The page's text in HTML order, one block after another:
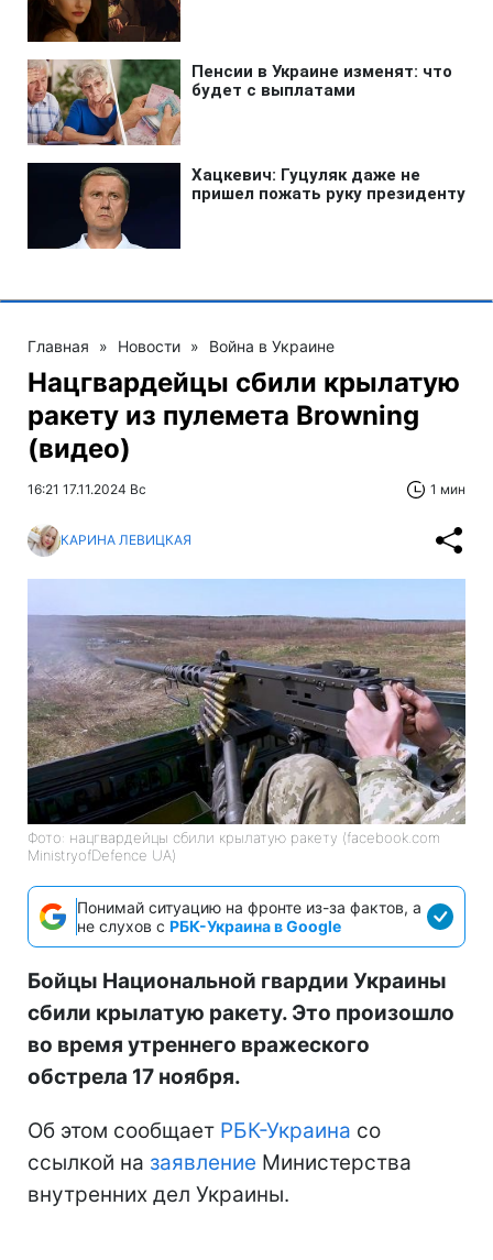
Главная » Новости » Война в Украине
Нацгвардейцы сбили крылатую
ракету из пулемета Browning
(видео)
16:21 17.11.2024 Вс 1 мин
КАРИНА ЛЕВИЦКАЯ
Фото: нацгвардейцы сбили крылатую ракету (facebook.com
MinistryofDefence UA)
Понимай ситуацию на фронте из-за фактов, а
не слухов с РБК-Украина в Google
Бойцы Национальной гвардии Украины
сбили крылатую ракету. Это произошло
во время утреннего вражеского
обстрела 17 ноября.
Об этом сообщает РБК-Украина со
ссылкой на заявление Министерства
внутренних дел Украины.